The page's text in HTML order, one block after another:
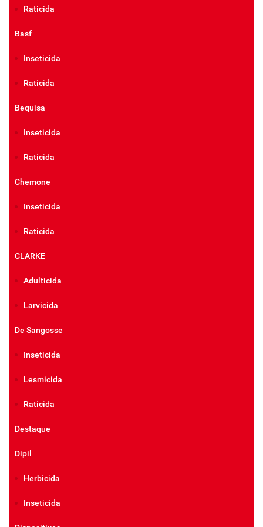
Raticida
Basf
Inseticida
Raticida
Bequisa
Inseticida
Raticida
Chemone
Inseticida
Raticida
CLARKE
Adulticida
Larvicida
De Sangosse
Inseticida
Lesmicida
Raticida
Destaque
Dipil
Herbicida
Inseticida